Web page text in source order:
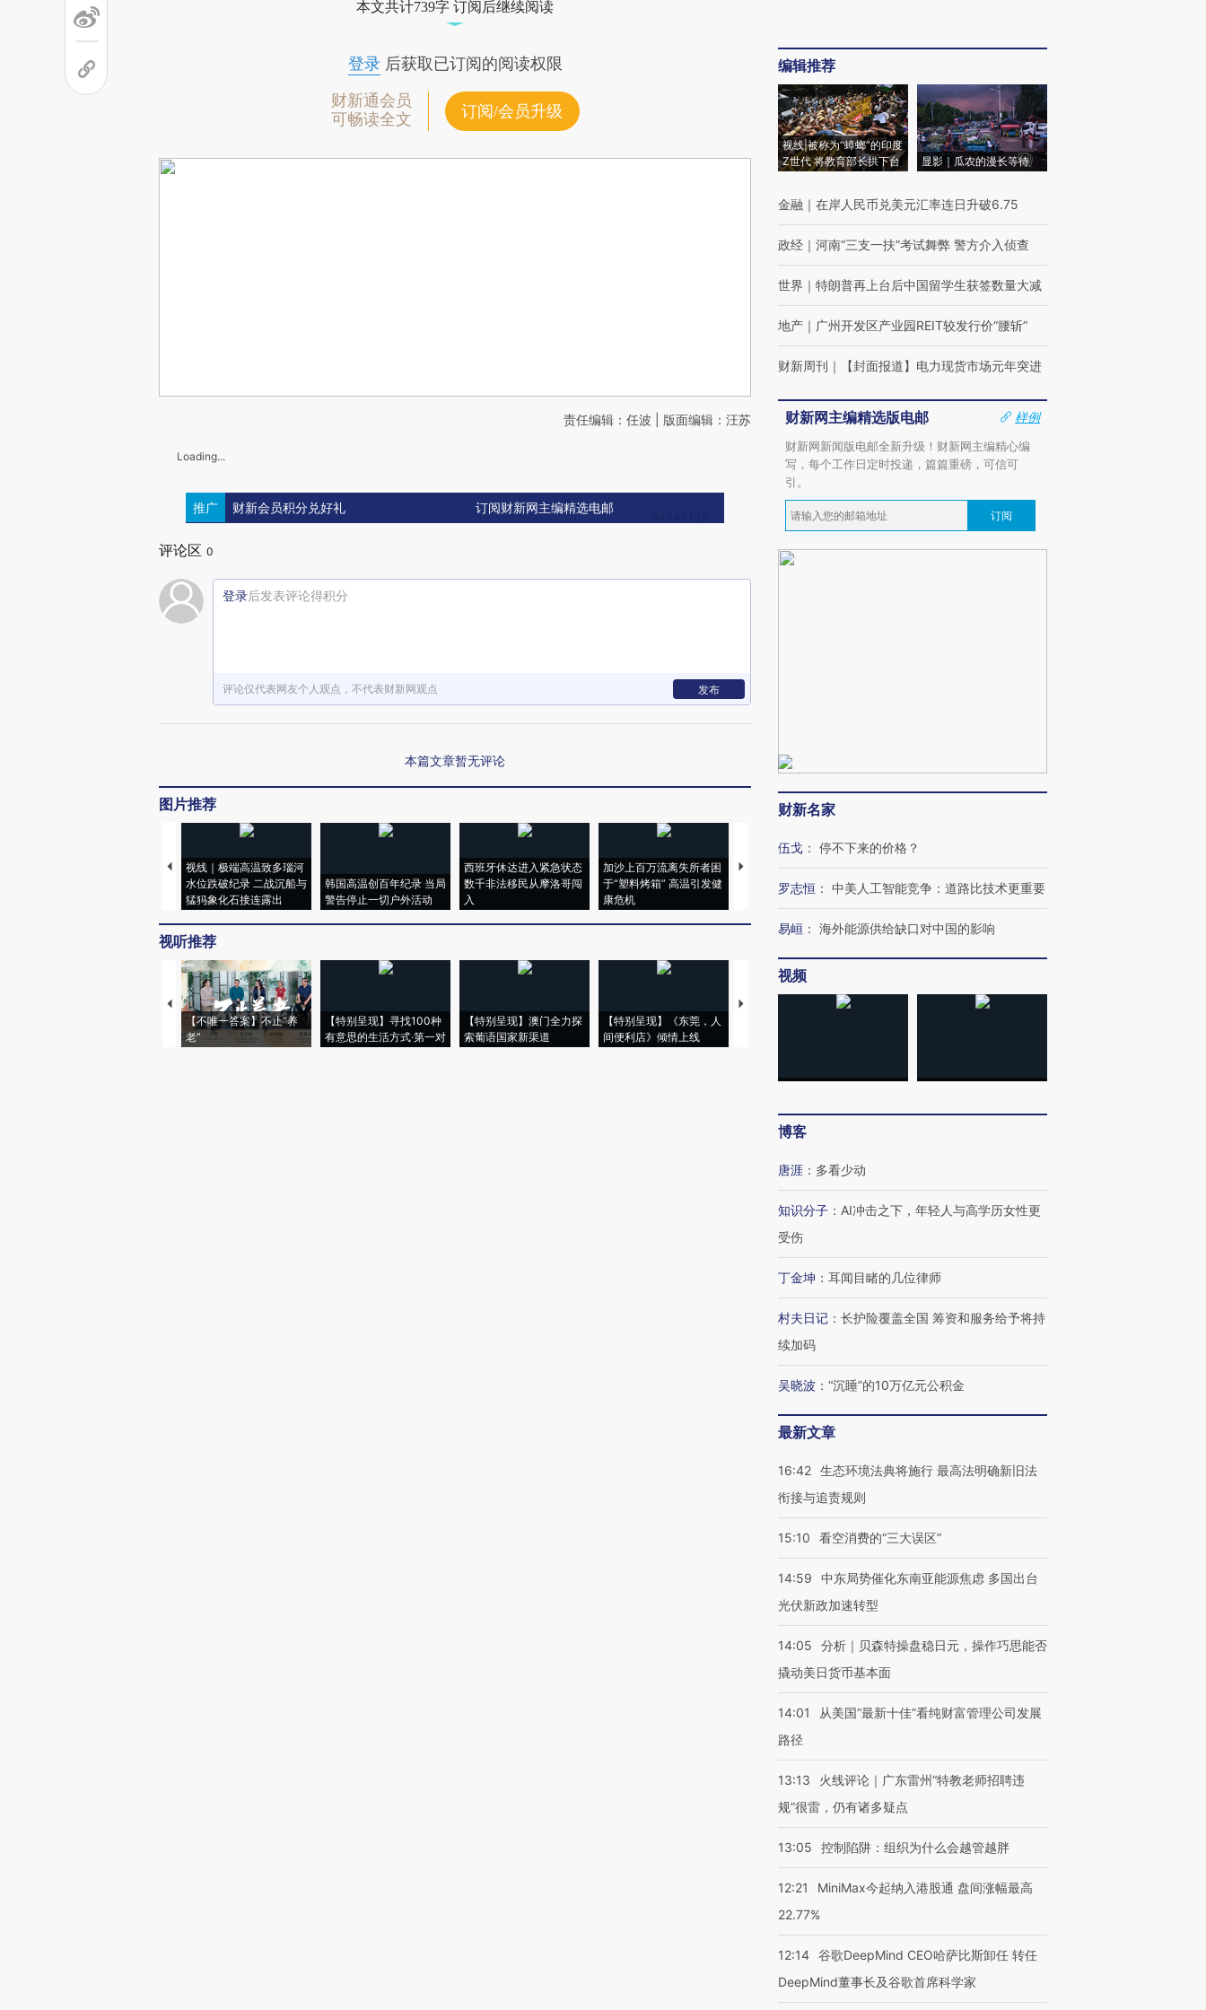
本文共计739字 订阅后继续阅读
登录后获取已订阅的阅读权限
财新通会员
可畅读全文
订阅/会员升级
责任编辑：任波 | 版面编辑：汪苏
Loading...
推广 财新会员积分兑好礼 订阅财新网主编精选电邮
评论区 0
登录后发表评论得积分
评论仅代表网友个人观点，不代表财新网观点 发布
本篇文章暂无评论
图片推荐
视线｜极端高温致多瑙河
水位跌破纪录 二战沉船与
猛犸象化石接连露出
韩国高温创百年纪录 当局
警告停止一切户外活动
西班牙休达进入紧急状态
数千非法移民从摩洛哥闯
入
加沙上百万流离失所者困
于“塑料烤箱” 高温引发健
康危机
马航飞行员跨国走私7万
粒摇头丸 尿检体内含3种
视线｜HYROX的吸金
术：是什么让中产们甘
泽连斯基密集出访美英 索
视听推荐
【不唯一答案】不止“养
老”
【特别呈现】寻找100种
有意思的生活方式·第一对
【特别呈现】澳门全力探
索葡语国家新渠道
【特别呈现】《东莞，人
间便利店》倾情上线
【推广】走进第四届链博
编辑推荐
视线|被称为“蟑螂”的印度
Z世代 将教育部长拱下台
显影｜瓜农的漫长等待
金融 ｜ 在岸人民币兑美元汇率连日升破6.75
政经 ｜ 河南“三支一扶”考试舞弊 警方介入侦查
世界 ｜ 特朗普再上台后中国留学生获签数量大减
地产 ｜ 广州开发区产业园REIT较发行价“腰斩”
财新周刊 ｜ 【封面报道】电力现货市场元年突进
财新网主编精选版电邮
样例
财新网新闻版电邮全新升级！财新网主编精心编
写，每个工作日定时投递，篇篇重磅，可信可
引。
订阅
财新名家
伍戈 ： 停不下来的价格？
罗志恒 ： 中美人工智能竞争：道路比技术更重要
易峘 ： 海外能源供给缺口对中国的影响
视频
博客
唐涯 ： 多看少动
知识分子 ： AI冲击之下，年轻人与高学历女性更
受伤
丁金坤 ： 耳闻目睹的几位律师
村夫日记 ： 长护险覆盖全国 筹资和服务给予将持
续加码
吴晓波 ： “沉睡”的10万亿元公积金
最新文章
16:42 生态环境法典将施行 最高法明确新旧法
衔接与追责规则
15:10 看空消费的“三大误区”
14:59
中东局势催化东南亚能源焦虑 多国出台
光伏新政加速转型
14:05
分析｜贝森特操盘稳日元，操作巧思能否
撬动美日货币基本面
14:01
从美国“最新十佳”看纯财富管理公司发展
路径
13:13
火线评论｜广东雷州“特教老师招聘违
规”很雷，仍有诸多疑点
13:05 控制陷阱：组织为什么会越管越胖
12:21
MiniMax今起纳入港股通 盘间涨幅最高
22.77%
12:14 谷歌DeepMind CEO哈萨比斯卸任 转任
DeepMind董事长及谷歌首席科学家